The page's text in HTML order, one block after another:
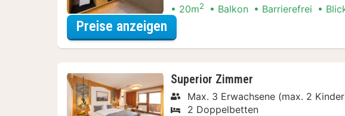
20m2 Balkon Barrierefrei
Preise anzeigen
Superior Zimmer
Max. 3 Erwachsene (max. 2
2 Doppelbetten